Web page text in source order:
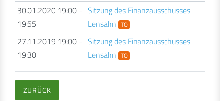
30.01.2020 19:00 -
19:55
Sitzung des Finanzausschusses
Lensahn TO
27.11.2019 19:00 -
19:30
Sitzung des Finanzausschusses
Lensahn TO
ZURÜCK